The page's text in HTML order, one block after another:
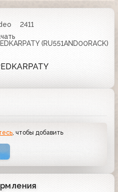
2411
(RU551AND00RACK)
, чтобы добавить